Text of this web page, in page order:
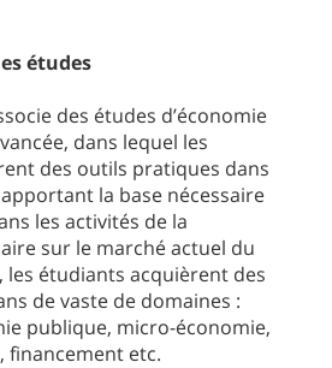
études
des études d’économie
dans lequel les
des outils pratiques dans
la base nécessaire
les activités de la
sur le marché actuel du
les étudiants acquièrent des
de vaste de domaines :
publique, micro-économie,
financement etc.